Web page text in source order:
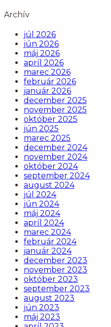
Archív
júl 2026
jún 2026
máj 2026
apríl 2026
marec 2026
február 2026
január 2026
december 2025
november 2025
október 2025
jún 2025
marec 2025
december 2024
november 2024
október 2024
september 2024
august 2024
júl 2024
jún 2024
máj 2024
apríl 2024
marec 2024
február 2024
január 2024
december 2023
november 2023
október 2023
september 2023
august 2023
jún 2023
máj 2023